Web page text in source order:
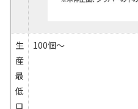
生
産
最
低
ロ
100個～